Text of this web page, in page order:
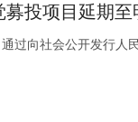
投项目延期至
过向社会公开发行